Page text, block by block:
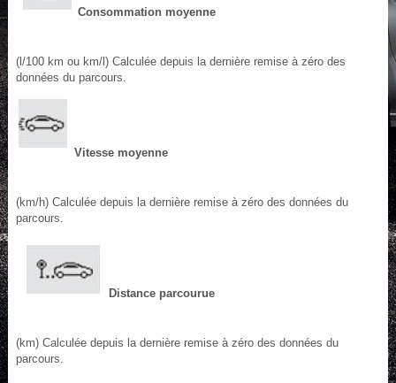
Consommation moyenne
(l/100 km ou km/l) Calculée depuis la dernière remise à zéro des
données du parcours.
Vitesse moyenne
(km/h) Calculée depuis la dernière remise à zéro des données du
parcours.
Distance parcourue
(km) Calculée depuis la dernière remise à zéro des données du
parcours.